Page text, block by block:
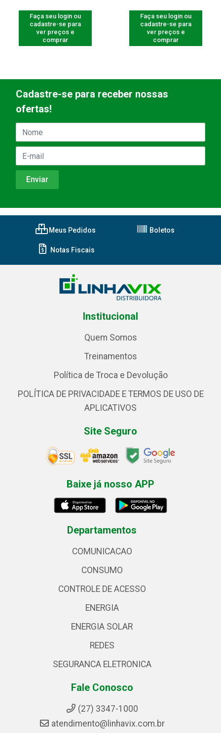
Faça seu login ou
cadastre-se para
ver preços e
comprar
Faça seu login ou
cadastre-se para
ver preços e
comprar
Cadastre-se para receber nossas
ofertas!
Meus Pedidos Boletos
Notas Fiscais
Institucional
Quem Somos
Treinamentos
Política de Troca e Devolução
POLÍTICA DE PRIVACIDADE E TERMOS DE USO DE
APLICATIVOS
Site Seguro
Baixe já nosso APP
Departamentos
COMUNICACAO
CONSUMO
CONTROLE DE ACESSO
ENERGIA
ENERGIA SOLAR
REDES
SEGURANCA ELETRONICA
Fale Conosco
(27) 3347-1000
atendimento@linhavix.com.br